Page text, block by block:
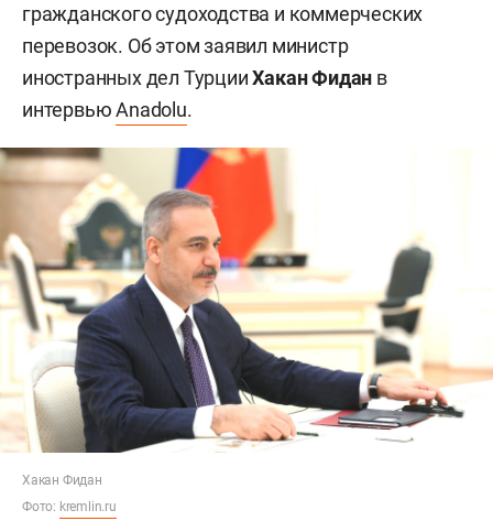
гражданского судоходства и коммерческих
перевозок. Об этом заявил министр
иностранных дел ТурцииХакан Фидан в
интервьюAnadolu.
Хакан Фидан
Фото: kremlin.ru